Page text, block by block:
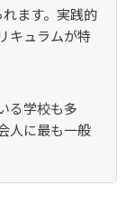
ます。実践的
キュラムが特
る学校も多
人に最も一般